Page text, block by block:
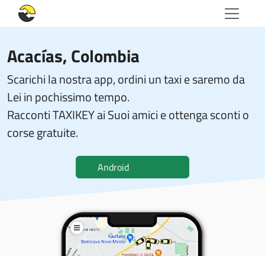
Acacías, Colombia
Scarichi la nostra app, ordini un taxi e saremo da
Lei in pochissimo tempo.
Racconti TAXIKEY ai Suoi amici e ottenga sconti o
corse gratuite.
Android